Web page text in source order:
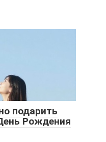
подарить
Рождения